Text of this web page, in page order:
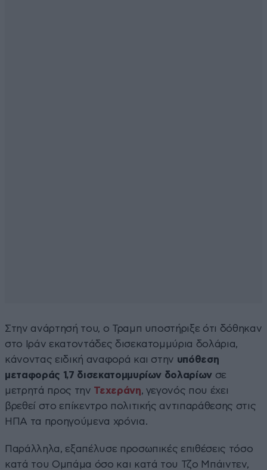
Στην ανάρτησή του, ο Τραμπ υποστήριξε ότι δόθηκαν
στο Ιράν εκατοντάδες δισεκατομμύρια δολάρια,
κάνοντας ειδική αναφορά και στην υπόθεση
μεταφοράς 1,7 δισεκατομμυρίων δολαρίων σε
μετρητά προς την Τεχεράνη, γεγονός που έχει
βρεθεί στο επίκεντρο πολιτικής αντιπαράθεσης στις
ΗΠΑ τα προηγούμενα χρόνια.
Παράλληλα, εξαπέλυσε προσωπικές επιθέσεις τόσο
κατά του Ομπάμα όσο και κατά του Τζο Μπάιντεν,